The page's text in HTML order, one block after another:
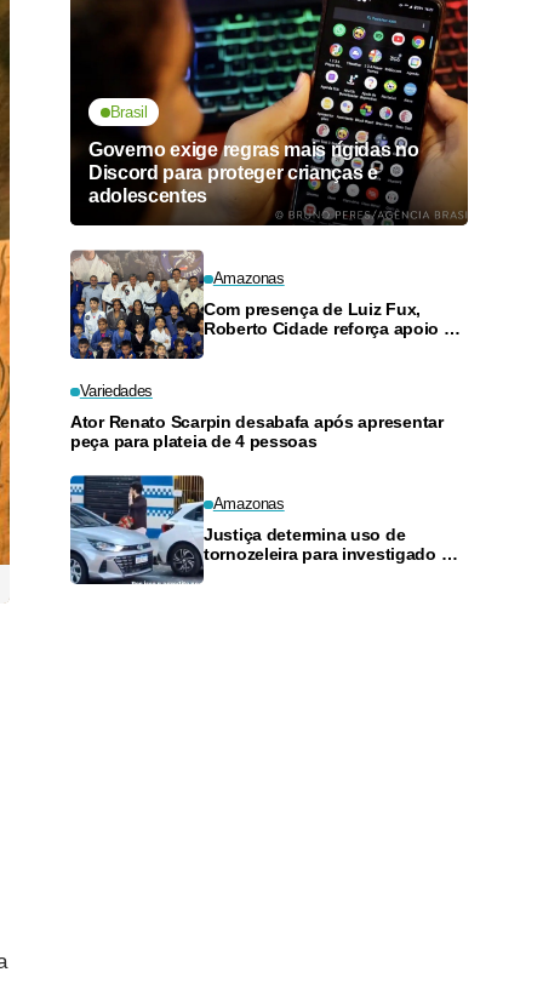
Brasil
Governo exige regras mais rígidas no
Discord para proteger crianças e
adolescentes
Amazonas
Com presença de Luiz Fux,
Roberto Cidade reforça apoio a
Variedades
Ator Renato Scarpin desabafa após apresentar
peça para plateia de 4 pessoas
Amazonas
Justiça determina uso de
tornozeleira para investigado por